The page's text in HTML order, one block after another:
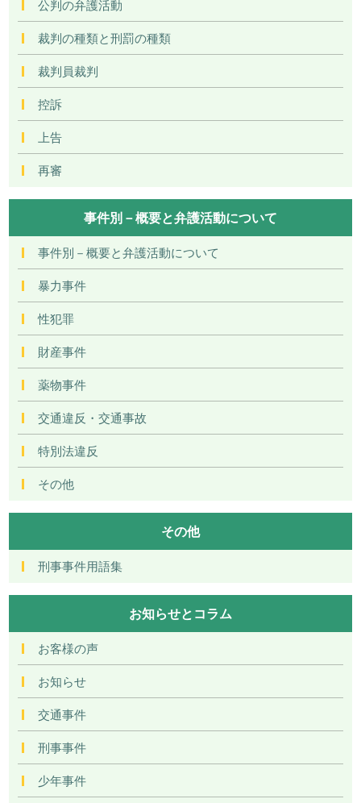
公判の弁護活動
裁判の種類と刑罰の種類
裁判員裁判
控訴
上告
再審
事件別－概要と弁護活動について
事件別－概要と弁護活動について
暴力事件
性犯罪
財産事件
薬物事件
交通違反・交通事故
特別法違反
その他
その他
刑事事件用語集
お知らせとコラム
お客様の声
お知らせ
交通事件
刑事事件
少年事件